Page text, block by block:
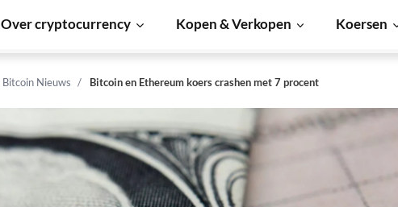
Over cryptocurrency Kopen & Verkopen Koersen
Bitcoin Nieuws Bitcoin en Ethereum koers crashen met 7 procent